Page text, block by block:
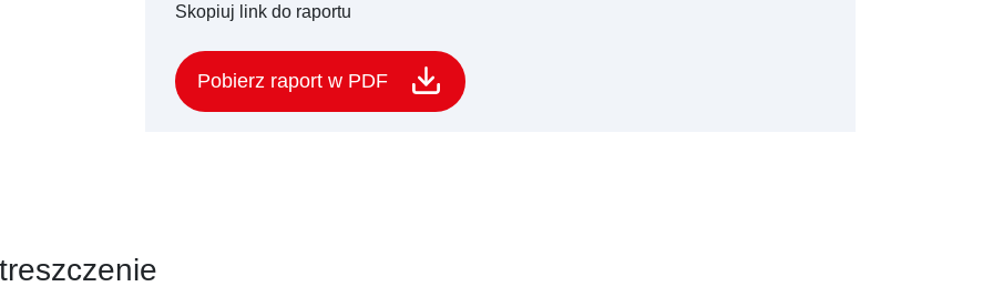
Skopiuj link do raportu
Pobierz raport w PDF